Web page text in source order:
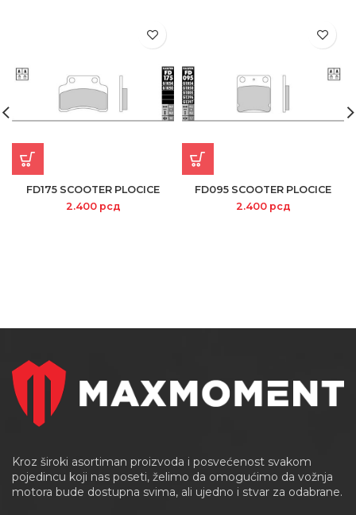
FD175 SCOOTER PLOCICE
2.400 рсд
FD095 SCOOTER PLOCICE
2.400 рсд
Kroz široki asortiman proizvoda i posvećenost svakom
pojedincu koji nas poseti, želimo da omogućimo da vožnja
motora bude dostupna svima, ali ujedno i stvar za odabrane.